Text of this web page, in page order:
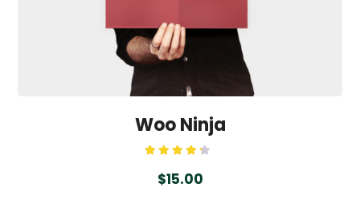
Woo Ninja
4.00out
of 5
$15.00